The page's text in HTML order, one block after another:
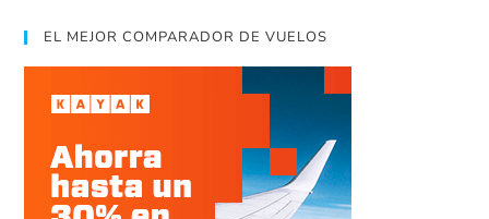
EL MEJOR COMPARADOR DE VUELOS